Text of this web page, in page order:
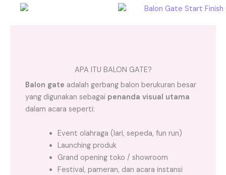
APA ITU BALON GATE?
Balon gate adalah gerbang balon berukuran besar
yang digunakan sebagai penanda visual utama
dalam acara seperti:
Event olahraga (lari, sepeda, fun run)
Launching produk
Grand opening toko / showroom
Festival, pameran, dan acara instansi